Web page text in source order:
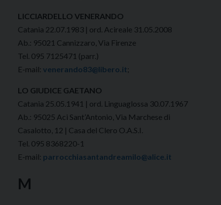
LICCIARDELLO VENERANDO
Catania 22.07.1983 | ord. Acireale 31.05.2008
Ab.: 95021 Cannizzaro, Via Firenze
Tel. 095 7125471 (parr.)
E-mail: venerando83@libero.it;
LO GIUDICE GAETANO
Catania 25.05.1941 | ord. Linguaglossa 30.07.1967
Ab.: 95025 Aci Sant’Antonio, Via Marchese di
Casalotto, 12 | Casa del Clero O.A.S.I.
Tel. 095 8368220-1
E-mail: parrocchiasantandreamilo@alice.it
M